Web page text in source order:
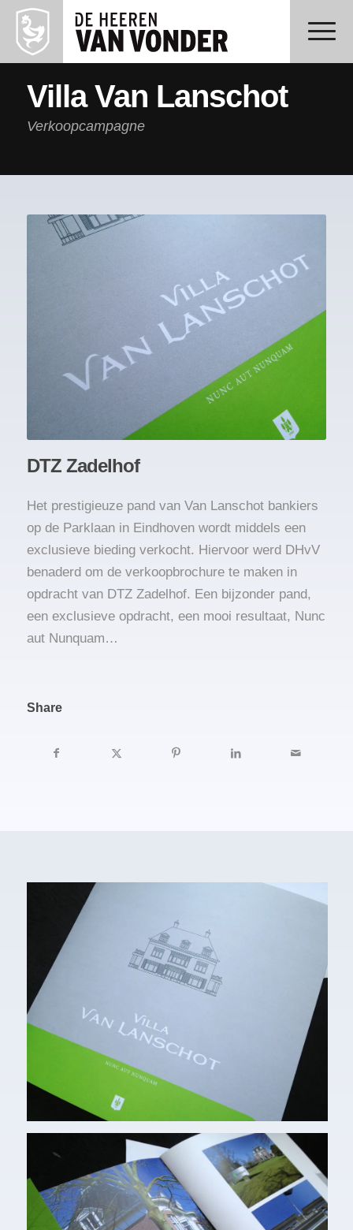
Villa Van Lanschot
Verkoopcampagne
DTZ Zadelhof
Het prestigieuze pand van Van Lanschot bankiers
op de Parklaan in Eindhoven wordt middels een
exclusieve bieding verkocht. Hiervoor werd DHvV
benaderd om de verkoopbrochure te maken in
opdracht van DTZ Zadelhof. Een bijzonder pand,
een exclusieve opdracht, een mooi resultaat, Nunc
aut Nunquam…
Share